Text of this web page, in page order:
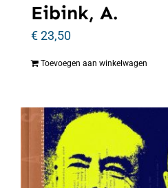
Eibink, A.
€23,50
Toevoegen aan winkelwagen